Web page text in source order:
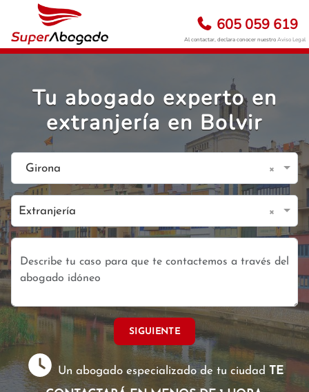
605 059 619
Al contactar, declara conocer nuestroAviso Legal
Tu abogado experto en
extranjería en Bolvir
Girona ×
Extranjería ×
SIGUIENTE
Un abogado especializado de tu ciudad TE